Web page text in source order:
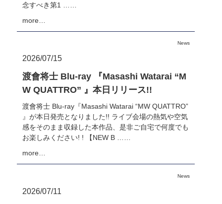
念すべき第1 ……
more…
News
2026/07/15
渡會将士 Blu-ray 『Masashi Watarai “M
W QUATTRO” 』本日リリース!!
渡會将士 Blu-ray『Masashi Watarai “MW QUATTRO”
』が本日発売となりました!! ライブ会場の熱気や空気
感をそのまま収録した本作品、是非ご自宅で何度でも
お楽しみください! ! 【NEW B ……
more…
News
2026/07/11